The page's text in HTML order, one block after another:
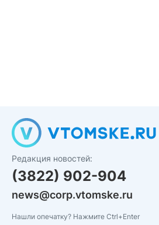
Редакция новостей:
(3822) 902-904
news@corp.vtomske.ru
Нашли опечатку? Нажмите Ctrl+Enter